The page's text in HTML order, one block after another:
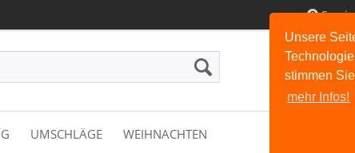
Unsere
stimmen
mehr Infos!
UMSCHLÄGE WEIHNACHTEN